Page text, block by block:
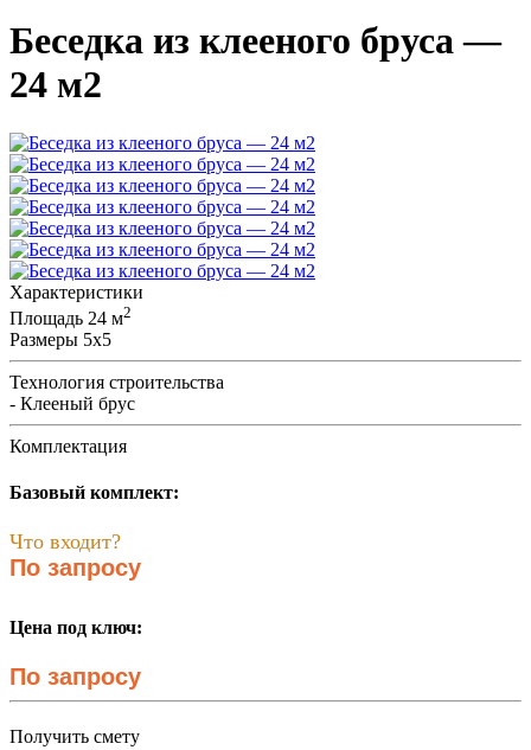
Беседка из клееного бруса —
24 м2
Характеристики
Площадь 24 м2
Размеры 5x5
Технология строительства
- Клееный брус
Комплектация
Базовый комплект:
Что входит?
По запросу
Цена под ключ:
По запросу
Получить смету